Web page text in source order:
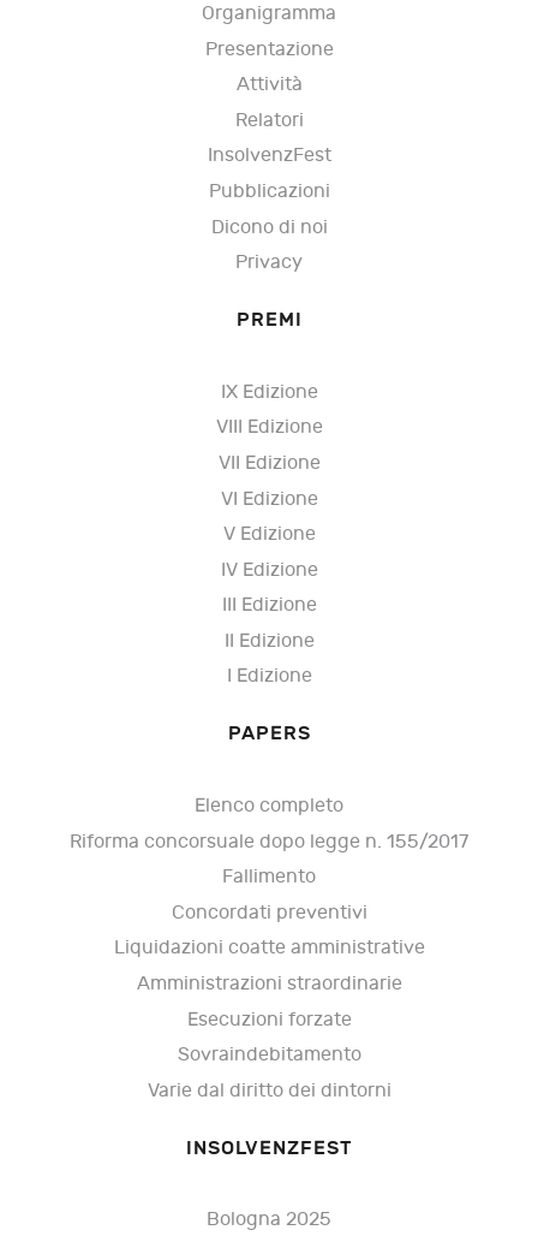
Organigramma
Presentazione
Attività
Relatori
InsolvenzFest
Pubblicazioni
Dicono di noi
Privacy
PREMI
IX Edizione
VIII Edizione
VII Edizione
VI Edizione
V Edizione
IV Edizione
III Edizione
II Edizione
I Edizione
PAPERS
Elenco completo
Riforma concorsuale dopo legge n. 155/2017
Fallimento
Concordati preventivi
Liquidazioni coatte amministrative
Amministrazioni straordinarie
Esecuzioni forzate
Sovraindebitamento
Varie dal diritto dei dintorni
INSOLVENZFEST
Bologna 2025